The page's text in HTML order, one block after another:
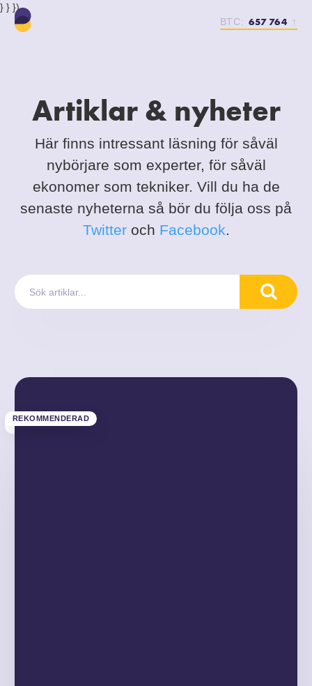
} } })
BTC: 657 764 ↑
Artiklar & nyheter
Här finns intressant läsning för såväl
nybörjare som experter, för såväl
ekonomer som tekniker. Vill du ha de
senaste nyheterna så bör du följa oss på
Twitteroch Facebook.
REKOMMENDERAD